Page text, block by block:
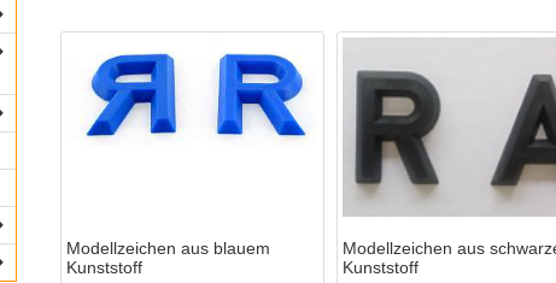
Modellzeichen aus blauem
Kunststoff
Modellzeichen aus
Kunststoff